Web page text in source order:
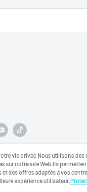
vie privée.Nous utilisons des
sur notre site Web.Ils
des offres adaptés à vos
expérience utilisateur.